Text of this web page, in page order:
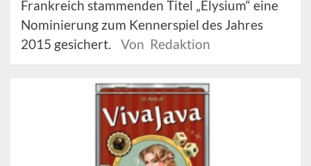
Frankreich stammenden Titel „Elysium“ eine
Nominierung zum Kennerspiel des Jahres
2015 gesichert.
Von Redaktion